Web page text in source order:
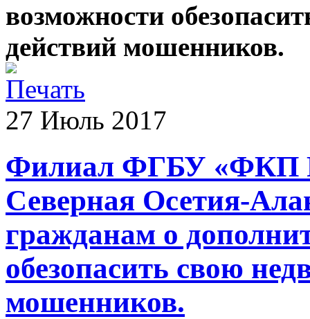
возможности
действий мошенников.
27 Июль 2017
Филиал ФГБУ «ФКП
Северная Осетия-
гражданам о
обезопасить свою
мошенников.